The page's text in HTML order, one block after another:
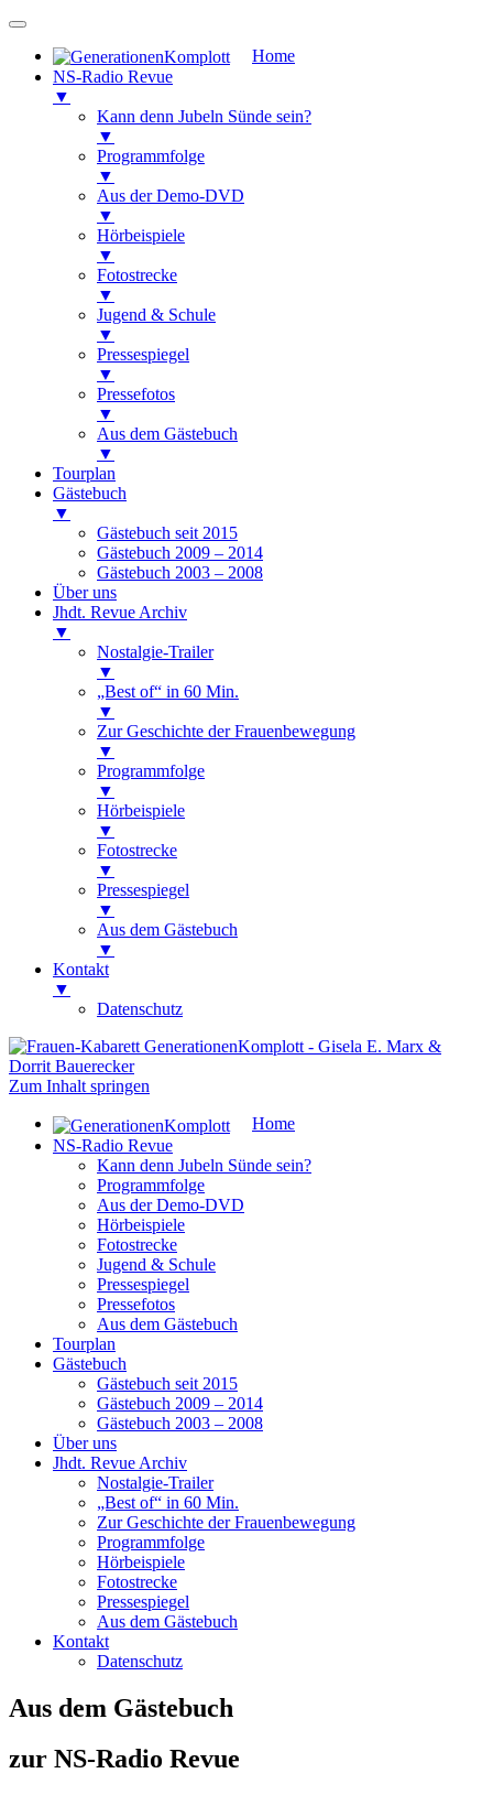
Home
NS-Radio Revue
▼
Kann denn Jubeln Sünde sein?
▼
Programmfolge
▼
Aus der Demo-DVD
▼
Hörbeispiele
▼
Fotostrecke
▼
Jugend & Schule
▼
Pressespiegel
▼
Pressefotos
▼
Aus dem Gästebuch
▼
Tourplan
Gästebuch
▼
Gästebuch seit 2015
Gästebuch 2009 – 2014
Gästebuch 2003 – 2008
Über uns
Jhdt. Revue Archiv
▼
Nostalgie-Trailer
▼
„Best of“ in 60 Min.
▼
Zur Geschichte der Frauenbewegung
▼
Programmfolge
▼
Hörbeispiele
▼
Fotostrecke
▼
Pressespiegel
▼
Aus dem Gästebuch
▼
Kontakt
▼
Datenschutz
Frauen-Kabarett GenerationenKomplott
Gisela E. Marx & Dorrit Bauerecker
Zum Inhalt springen
Home
NS-Radio Revue
Kann denn Jubeln Sünde sein?
Programmfolge
Aus der Demo-DVD
Hörbeispiele
Fotostrecke
Jugend & Schule
Pressespiegel
Pressefotos
Aus dem Gästebuch
Tourplan
Gästebuch
Gästebuch seit 2015
Gästebuch 2009 – 2014
Gästebuch 2003 – 2008
Über uns
Jhdt. Revue Archiv
Nostalgie-Trailer
„Best of“ in 60 Min.
Zur Geschichte der Frauenbewegung
Programmfolge
Hörbeispiele
Fotostrecke
Pressespiegel
Aus dem Gästebuch
Kontakt
Datenschutz
Aus dem Gästebuch
zur NS-Radio Revue